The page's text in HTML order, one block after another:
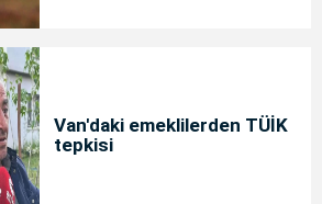
Van'daki emeklilerden TÜİK
tepkisi